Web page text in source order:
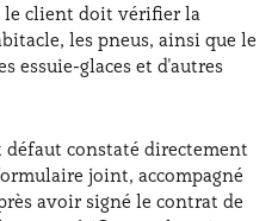
client doit vérifier la
les pneus, ainsi que le
essuie-glaces et d'autres
constaté directement
joint, accompagné
avoir signé le contrat de